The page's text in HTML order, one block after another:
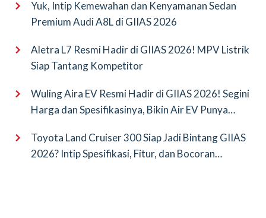
Yuk, Intip Kemewahan dan Kenyamanan Sedan
Premium Audi A8L di GIIAS 2026
Aletra L7 Resmi Hadir di GIIAS 2026! MPV Listrik
Siap Tantang Kompetitor
Wuling Aira EV Resmi Hadir di GIIAS 2026! Segini
Harga dan Spesifikasinya, Bikin Air EV Punya
Toyota Land Cruiser 300 Siap Jadi Bintang GIIAS
2026? Intip Spesifikasi, Fitur, dan Bocoran